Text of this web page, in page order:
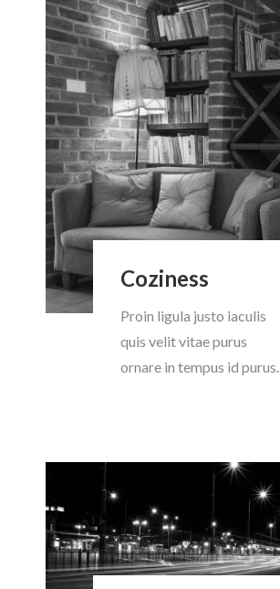
Coziness
Proin ligula justo iaculis
quis velit vitae purus
ornare in tempus id purus.